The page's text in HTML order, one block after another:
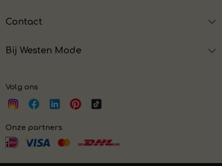
Contact
Bij Westen Mode
Volg ons
Onze partners